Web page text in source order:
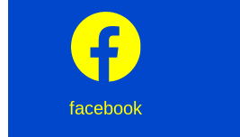
facebook